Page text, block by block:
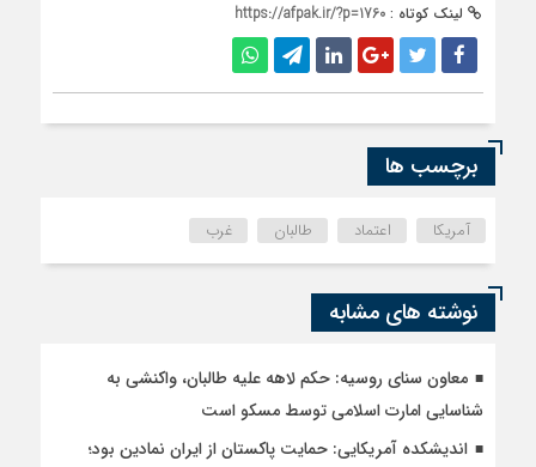
لینک کوتاه : https://afpak.ir/?p=1760
برچسب ها
آمریکا اعتماد طالبان غرب
نوشته های مشابه
معاون سنای روسیه: حکم لاهه علیه طالبان، واکنشی به
شناسایی امارت اسلامی توسط مسکو است
اندیشکده آمریکایی: حمایت پاکستان از ایران نمادین بود؛